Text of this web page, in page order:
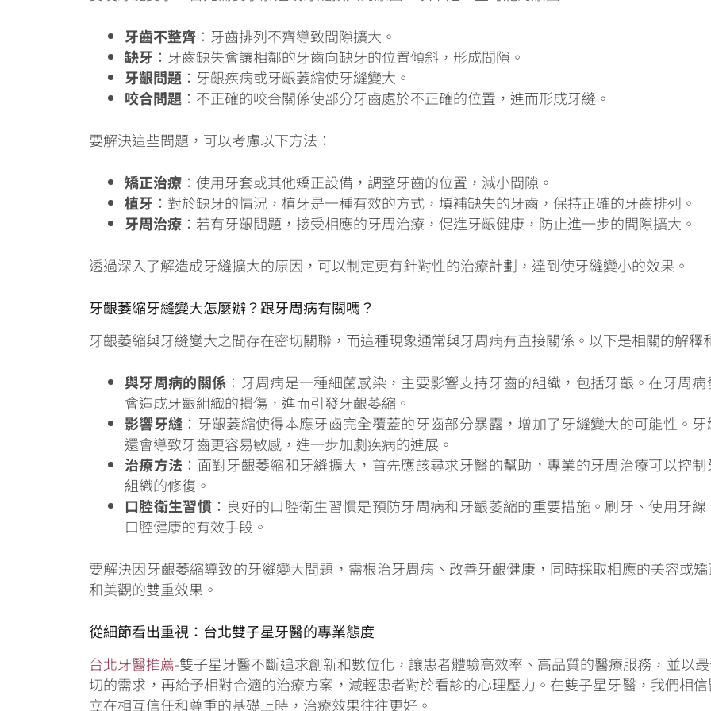
牙齒不整齊 ：牙齒排列不齊導致間隙擴大。
缺牙 ：牙齒缺失會讓相鄰的牙齒向缺牙的位置傾斜，形成間隙。
牙齦問題 ：牙齦疾病或牙齦萎縮使牙縫變大。
咬合問題 ：不正確的咬合關係使部分牙齒處於不正確的位置，進而形成牙縫。
要解決這些問題，可以考慮以下方法：
矯正治療 ：使用牙套或其他矯正設備，調整牙齒的位置，減小間隙。
植牙 ：對於缺牙的情況，植牙是一種有效的方式，填補缺失的牙齒，保持正確的牙齒排列。
牙周治療 ：若有牙齦問題，接受相應的牙周治療，促進牙齦健康，防止進一步的間隙擴大。
透過深入了解造成牙縫擴大的原因，可以制定更有針對性的治療計劃，達到使牙縫變小的效果。
牙齦萎縮牙縫變大怎麼辦？跟牙周病有關嗎？
牙齦萎縮與牙縫變大之間存在密切關聯，而這種現象通常與牙周病有直接關係。以下是相關的解釋
與牙周病的關係 ：牙周病是一種細菌感染，主要影響支持牙齒的組織，包括牙齦。在牙周
會造成牙齦組織的損傷，進而引發牙齦萎縮。
影響牙縫 ：牙齦萎縮使得本應牙齒完全覆蓋的牙齒部分暴露，增加了牙縫變大的可能性。牙
還會導致牙齒更容易敏感，進一步加劇疾病的進展。
治療方法 ：面對牙齦萎縮和牙縫擴大，首先應該尋求牙醫的幫助，專業的牙周治療可以控
組織的修復。
口腔衛生習慣 ：良好的口腔衛生習慣是預防牙周病和牙齦萎縮的重要措施。刷牙、使用牙
口腔健康的有效手段。
要解決因牙齦萎縮導致的牙縫變大問題，需根治牙周病、改善牙齦健康，同時採取相應的美容或
和美觀的雙重效果。
從細節看出重視：台北雙子星牙醫的專業態度
台北牙醫推薦-雙子星牙醫不斷追求創新和數位化，讓患者體驗高效率、高品質的醫療服務，並以
切的需求，再給予相對合適的治療方案，減輕患者對於看診的心理壓力。在雙子星牙醫，我們相
立在相互信任和尊重的基礎上時，治療效果往往更好。